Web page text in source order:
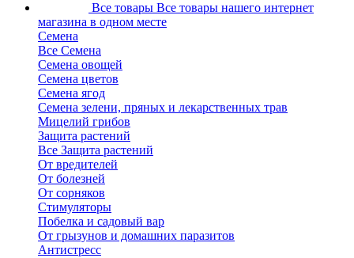
Все товары Все товары нашего интернет
магазина в одном месте
Семена
Все Семена
Семена овощей
Семена цветов
Семена ягод
Семена зелени, пряных и лекарственных трав
Мицелий грибов
Защита растений
Все Защита растений
От вредителей
От болезней
От сорняков
Стимуляторы
Побелка и садовый вар
От грызунов и домашних паразитов
Антистресс